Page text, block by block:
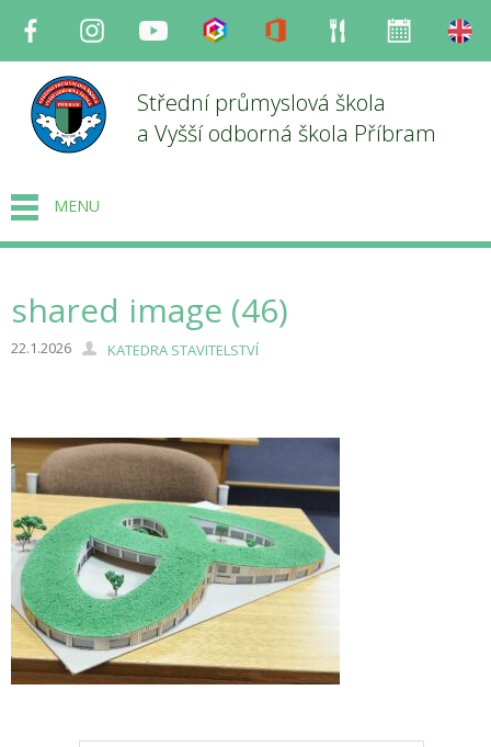
Facebook InstagramYoutube Bakaláři Office Strava
Střední průmyslová škola
a Vyšší odborná škola Příbram
MENU
shared image (46)
22.1.2026 KATEDRA STAVITELSTVÍ